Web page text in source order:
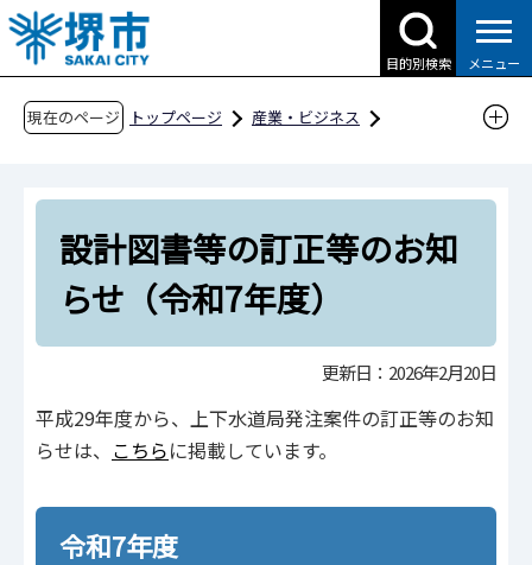
こ
の
ペ
目的別検索 メニュー
現在のページ トップページ
産業・ビジネス
発注情報
設計図書等の訂正等のお知らせ（令和7年度）
設計図書等の訂正等のお知
らせ（令和7年度）
更新日：2026年2月20日
平成29年度から、上下水道局発注案件の訂正等のお知
らせは、 こちらに掲載しています。
令和7年度